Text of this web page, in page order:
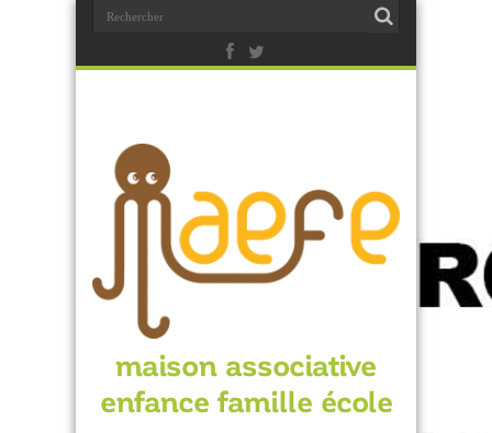
maison associative
enfance famille école